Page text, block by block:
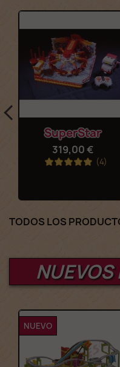
SuperStar
319,00 €
(4)
TODOS LOS
NUEVO